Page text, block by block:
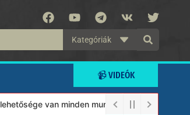
Kategóriák
📹 VIDEÓK
van minden munkánkat segíteni